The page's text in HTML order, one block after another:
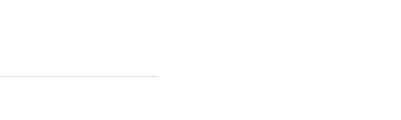
Probepaket selbst